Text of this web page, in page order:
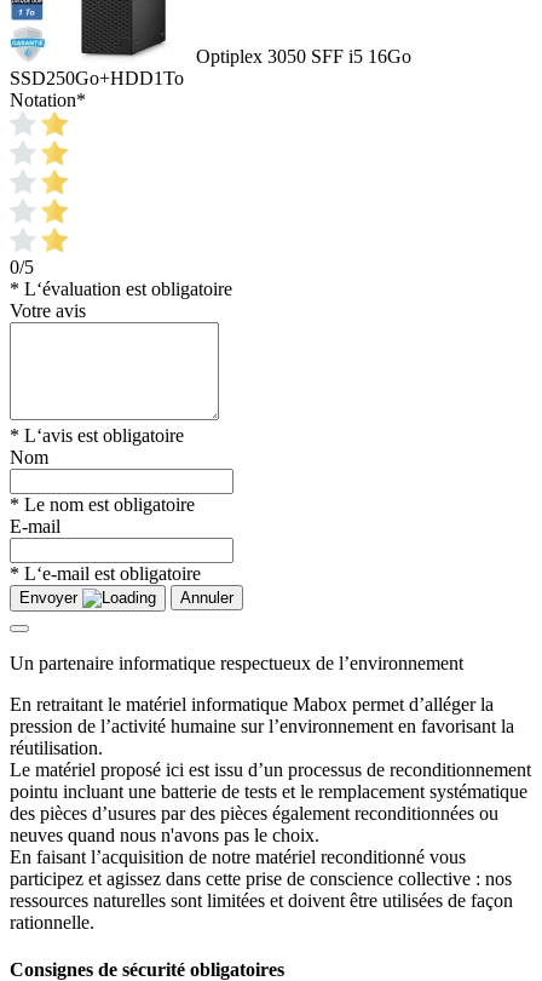
Optiplex 3050 SFF i5 16Go
SSD250Go+HDD1To
Notation*
0/5
* L‘évaluation est obligatoire
Votre avis
* L‘avis est obligatoire
Nom
* Le nom est obligatoire
E-mail
* L‘e-mail est obligatoire
Envoyer Annuler
Un partenaire informatique respectueux de l’environnement
En retraitant le matériel informatique Mabox permet d’alléger la
pression de l’activité humaine sur l’environnement en favorisant la
réutilisation.
Le matériel proposé ici est issu d’un processus de reconditionnement
pointu incluant une batterie de tests et le remplacement systématique
des pièces d’usures par des pièces également reconditionnées ou
neuves quand nous n'avons pas le choix.
En faisant l’acquisition de notre matériel reconditionné vous
participez et agissez dans cette prise de conscience collective : nos
ressources naturelles sont limitées et doivent être utilisées de façon
rationnelle.
Consignes de sécurité obligatoires